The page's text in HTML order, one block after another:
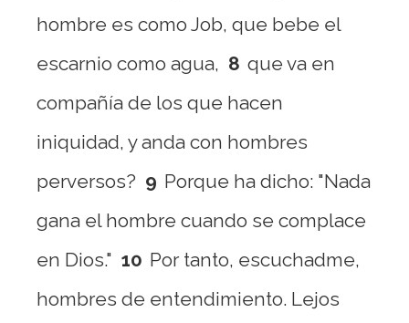
hombre es como Job, que bebe el
escarnio como agua, 8 que va en
compañía de los que hacen
iniquidad, y anda con hombres
perversos? 9 Porque ha dicho: "Nada
gana el hombre cuando se complace
en Dios." 10 Por tanto, escuchadme,
hombres de entendimiento. Lejos